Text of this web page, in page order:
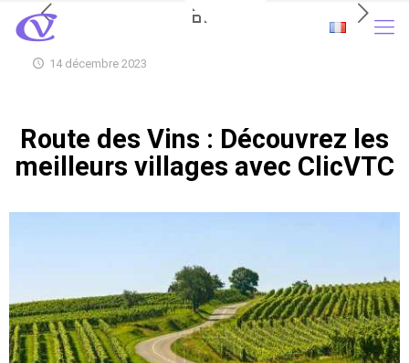
14 décembre 2023
Route des Vins : Découvrez les
meilleurs villages avec ClicVTC